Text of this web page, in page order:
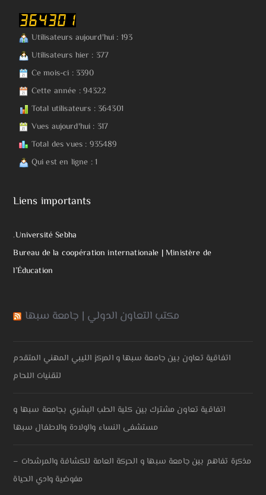
Utilisateurs aujourd'hui : 193
Utilisateurs hier : 377
Ce mois-ci : 3390
Cette année : 94322
Total utilisateurs : 364301
Vues aujourd'hui : 317
Total des vues : 935489
Qui est en ligne : 1
Liens importants
.Université Sebha
Bureau de la coopération internationale | Ministère de
l’Éducation
مكتب التعاون الدولي | جامعة سبها
اتفاقية تعاون بين جامعة سبها و المركز الليبي المهني المتقدم
لتقنيات اللحام
اتفاقية تعاون مشترك بين كلية الطب البشري بجامعة سبها و
مستشفى النساء والولادة والاطفال سبها
مذكرة تفاهم بين جامعة سبها و الحركة العامة للكشافة والمرشدات –
مفوضية وادي الحياة